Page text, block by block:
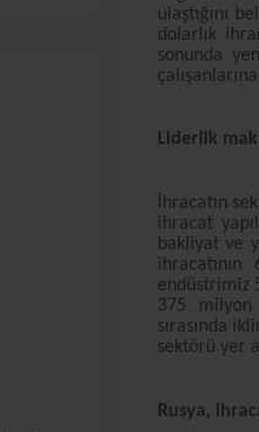
ulaştığını
dolarlık
sonunda
Liderlik
İhracatın
ihracat
bakliyat ve
endüstrimiz
375 milyon
sırasında
sektörü yer
Rusya,